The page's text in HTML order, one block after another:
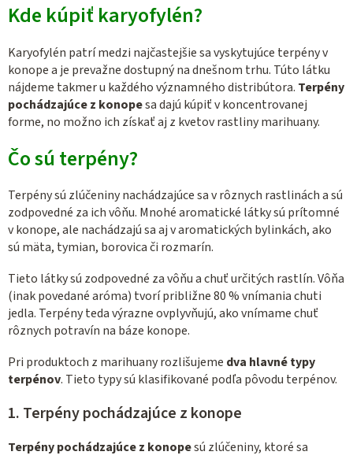
Kde kúpiť karyofylén?
Karyofylén patrí medzi najčastejšie sa vyskytujúce terpény v
konope a je prevažne dostupný na dnešnom trhu. Túto látku
nájdeme takmer u každého významného distribútora. Terpény
pochádzajúce z konopesa dajú kúpiť v koncentrovanej
forme, no možno ich získať aj z kvetov rastliny marihuany.
Čo sú terpény?
Terpény sú zlúčeniny nachádzajúce sa v rôznych rastlinách a sú
zodpovedné za ich vôňu. Mnohé aromatické látky sú prítomné
v konope, ale nachádzajú sa aj v aromatických bylinkách, ako
sú mäta, tymian, borovica či rozmarín.
Tieto látky sú zodpovedné za vôňu a chuť určitých rastlín. Vôňa
(inak povedané aróma) tvorí približne 80 % vnímania chuti
jedla. Terpény teda výrazne ovplyvňujú, ako vnímame chuť
rôznych potravín na báze konope.
Pri produktoch z marihuany rozlišujeme dva hlavné typy
terpénov. Tieto typy sú klasifikované podľa pôvodu terpénov.
1. Terpény pochádzajúce z konope
Terpény pochádzajúce z konopesú zlúčeniny, ktoré sa